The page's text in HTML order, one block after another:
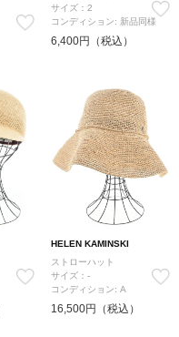
サイズ：2
コンディション: 新品同様
6,400円（税込）
HELEN KAMINSKI
ストローハット
サイズ：-
コンディション: A
16,500円（税込）